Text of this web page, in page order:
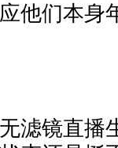
他们本身
滤镜直播